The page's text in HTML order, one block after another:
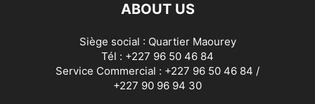
ABOUT US
Siège social : Quartier Maourey
Tél : +227 96 50 46 84
Service Commercial : +227 96 50 46 84 /
+227 90 96 94 30